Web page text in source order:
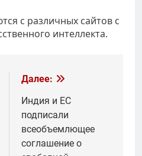
с различных сайтов с
интеллекта.
Далее:
Индия и ЕС
подписали
всеобъемлющее
соглашение о